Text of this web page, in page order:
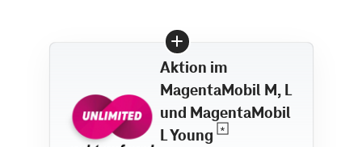
Aktion im
MagentaMobil M, L
und MagentaMobil
L Young